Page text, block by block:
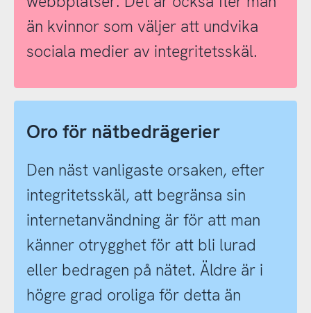
än kvinnor som väljer att undvika
sociala medier av integritetsskäl.
Oro för nätbedrägerier
Den näst vanligaste orsaken, efter
integritetsskäl, att begränsa sin
internetanvändning är för att man
känner otrygghet för att bli lurad
eller bedragen på nätet. Äldre är i
högre grad oroliga för detta än